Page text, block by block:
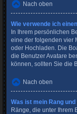
Nach oben
Wie verwende ich
In Ihrem persönlichen
eine der folgenden vier
oder Hochladen. Die
die Benutzer Avatare
können, sollten Sie die
Nach oben
Was ist mein Rang
Ränge, die unter Ihrem